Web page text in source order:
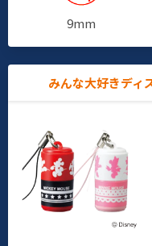
9mm
みんな大好きディ